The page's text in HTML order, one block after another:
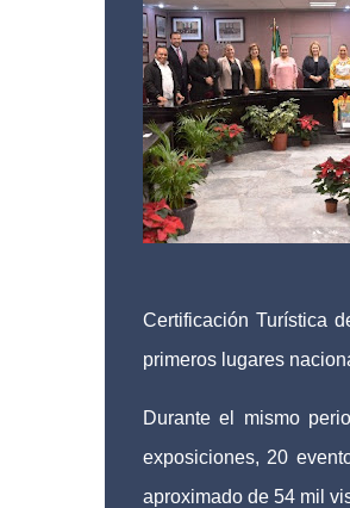
Certificación Turística
primeros lugares
Durante el mismo
exposiciones, 20
aproximado de 54 mil